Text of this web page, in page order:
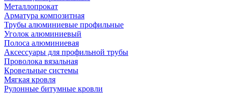
Металлопрокат
Арматура композитная
Трубы алюминиевые профильные
Уголок алюминиевый
Полоса алюминиевая
Аксессуары для профильной трубы
Проволока вязальная
Кровельные системы
Мягкая кровля
Рулонные битумные кровли